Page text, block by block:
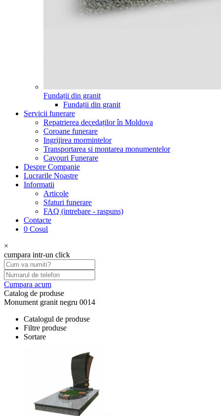
Fundații din granit
Fundații din granit
Servicii funerare
Repatrierea decedaților în Moldova
Coroane funerare
Ingrijirea mormintelor
Transportarea si montarea monumentelor
Cavouri Funerare
Despre Companie
Lucrarile Noastre
Informatii
Articole
Sfaturi funerare
FAQ (intrebare - raspuns)
Contacte
0 Cosul
×
cumpara intr-un click
Cumpara acum
Catalog de produse
Monument granit negru 0014
Catalogul de produse
Filtre produse
Sortare